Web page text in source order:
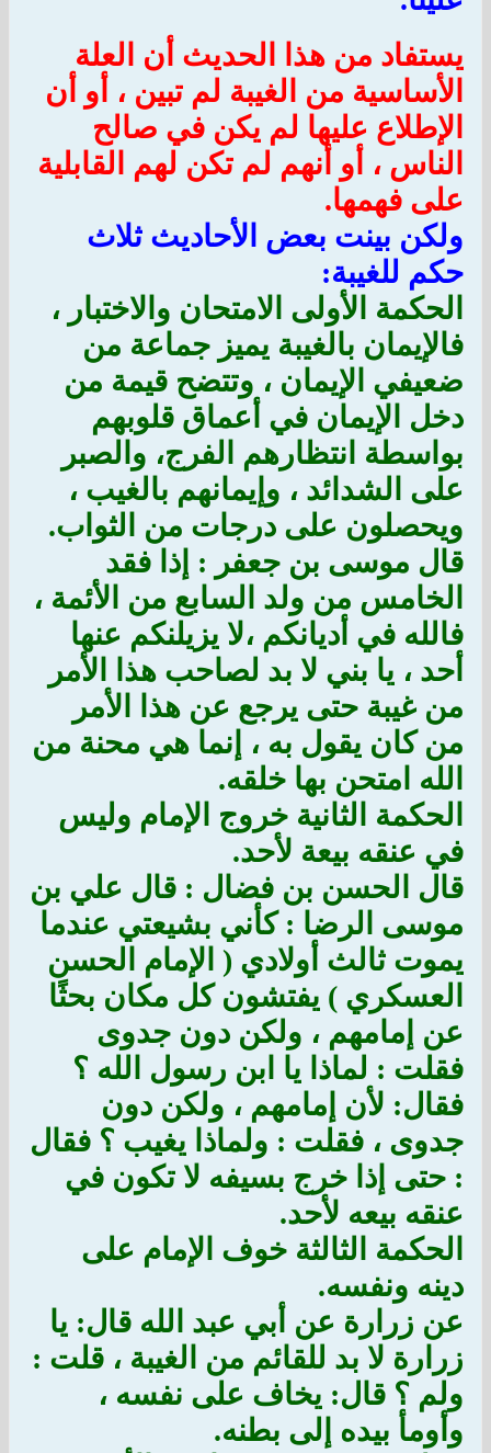
يستفاد من هذا الحديث أن العلة
الأساسية من الغيبة لم تبين ، أو أن
الإطلاع عليها لم يكن في صالح
الناس ، أو أنهم لم تكن لهم القابلية
على فهمها.
ولكن بينت بعض الأحاديث ثلاث
حكم للغيبة:
الحكمة الأولى الامتحان والاختبار ،
فالإيمان بالغيبة يميز جماعة من
ضعيفي الإيمان ، وتتضح قيمة من
دخل الإيمان في أعماق قلوبهم
بواسطة انتظارهم الفرج، والصبر
على الشدائد ، وإيمانهم بالغيب ،
ويحصلون على درجات من الثواب.
قال موسى بن جعفر : إذا فقد
الخامس من ولد السابع من الأئمة ،
فالله في أديانكم ،لا يزيلنكم عنها
أحد ، يا بني لا بد لصاحب هذا الأمر
من غيبة حتى يرجع عن هذا الأمر
من كان يقول به ، إنما هي محنة من
الله امتحن بها خلقه.
الحكمة الثانية خروج الإمام وليس
في عنقه بيعة لأحد.
قال الحسن بن فضال : قال علي بن
موسى الرضا : كأني بشيعتي عندما
يموت ثالث أولادي ( الإمام الحسن
العسكري ) يفتشون كل مكان بحثًا
عن إمامهم ، ولكن دون جدوى
فقلت : لماذا يا ابن رسول الله ؟
فقال: لأن إمامهم ، ولكن دون
جدوى ، فقلت : ولماذا يغيب ؟ فقال
: حتى إذا خرج بسيفه لا تكون في
عنقه بيعه لأحد.
الحكمة الثالثة خوف الإمام على
دينه ونفسه.
عن زرارة عن أبي عبد الله قال: يا
زرارة لا بد للقائم من الغيبة ، قلت :
ولم ؟ قال: يخاف على نفسه ،
وأومأ بيده إلى بطنه.